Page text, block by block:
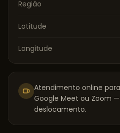
Região
Latitude
Longitude
Atendimento online para
Google Meet ou Zoom
deslocamento.